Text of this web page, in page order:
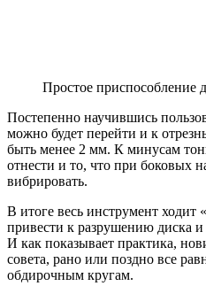
Простое приспособление
Постепенно научившись
можно будет перейти и к
быть менее 2 мм. К минусам
отнести и то, что при боковых
вибрировать.
В итоге весь инструмент ходит
привести к разрушению диска
И как показывает практика,
совета, рано или поздно все
обдирочным кругам.